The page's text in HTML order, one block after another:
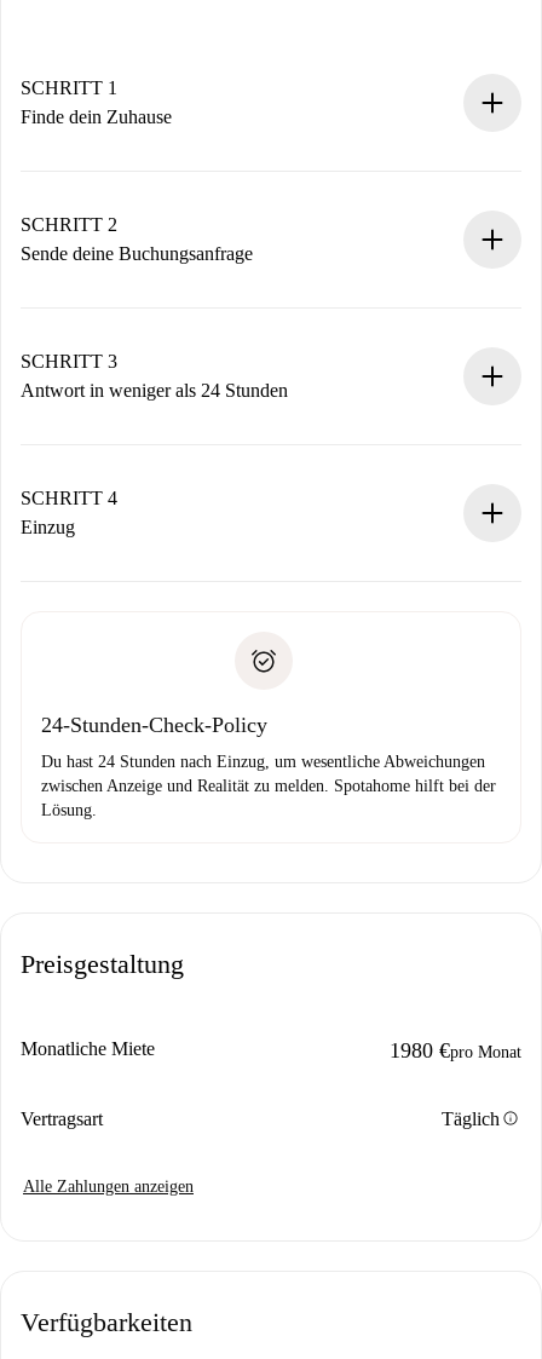
SCHRITT 1
Finde dein Zuhause
Du erhältst alle notwendigen Informationen im Voraus.
SCHRITT 2
Sende deine Buchungsanfrage
Denk daran, dass wir dich erst belasten, wenn der
Vermieter zustimmt.
SCHRITT 3
Antwort in weniger als 24 Stunden
stellen den Kontakt her.
Wenn der Vermieter ablehnen muss, entstehen keine
SCHRITT 4
Einzug
24-Stunden-Check-Policy
Du hast 24 Stunden nach Einzug, um wesentliche Abweichungen
zwischen Anzeige und Realität zu melden. Spotahome hilft bei der
Lösung.
Preisgestaltung
Monatliche Miete 1980 €pro Monat
Vertragsart Täglichinfo
Alle Zahlungen anzeigen
Verfügbarkeiten